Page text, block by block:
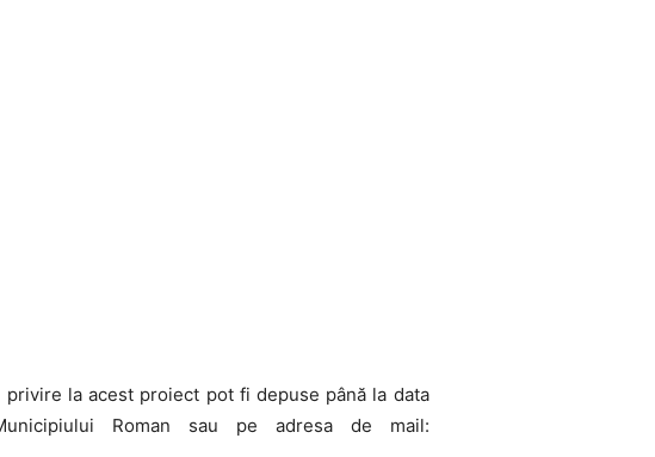
la acest proiect pot fi depuse până la data
Roman sau pe adresa de mail: